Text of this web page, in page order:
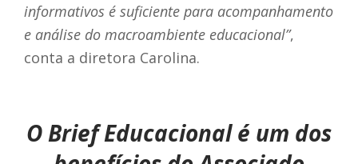
informativos é suficiente para acompanhamento
e análise do macroambiente educacional”,
conta a diretora Carolina.
O Brief Educacional é um dos